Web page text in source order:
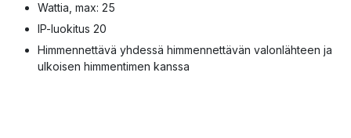
Wattia, max: 25
IP-luokitus 20
Himmennettävä yhdessä himmennettävän valonlähteen ja
ulkoisen himmentimen kanssa